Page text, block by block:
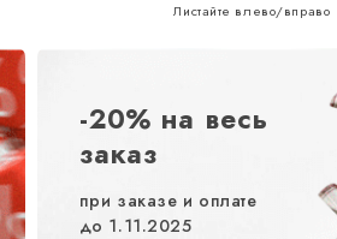
Листайте влево/вправо
-20% на весь
заказ
при заказе и оплате
до 1.11.2025